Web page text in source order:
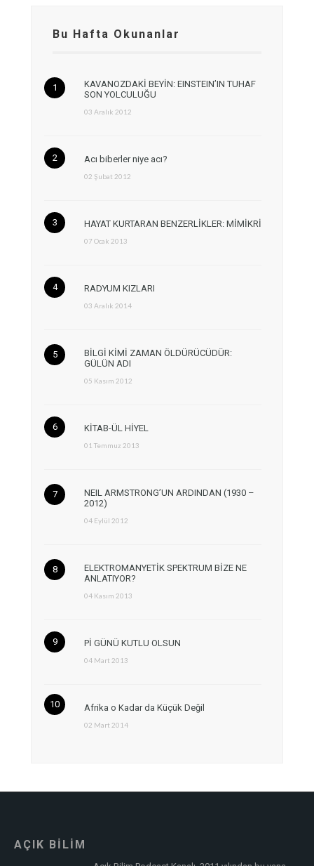
Bu Hafta Okunanlar
KAVANOZDAKİ BEYİN: EINSTEIN’IN TUHAF
SON YOLCULUĞU
03 Aralık 2012
Acı biberler niye acı?
02 Şubat 2012
HAYAT KURTARAN BENZERLİKLER: MİMİKRİ
07 Ocak 2013
RADYUM KIZLARI
03 Aralık 2014
BİLGİ KİMİ ZAMAN ÖLDÜRÜCÜDÜR:
GÜLÜN ADI
05 Kasım 2012
KİTAB-ÜL HİYEL
01 Temmuz 2013
NEIL ARMSTRONG’UN ARDINDAN (1930 –
2012)
04 Eylül 2012
ELEKTROMANYETİK SPEKTRUM BİZE NE
ANLATIYOR?
04 Kasım 2013
Pİ GÜNÜ KUTLU OLSUN
04 Mart 2013
Afrika o Kadar da Küçük Değil
02 Mart 2014
AÇIK BİLİM